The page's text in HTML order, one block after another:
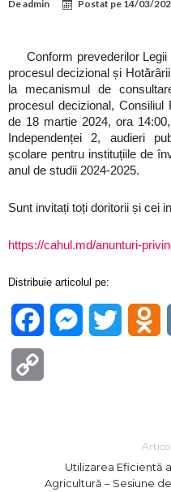
Deadmin Postat pe 14/03/
Conform prevederilor Legii
procesul decizional și
la mecanismul de
procesul decizional,
de 18 martie 2024, ora
Independenței 2, audieri
școlare pentru instituțiile de
anul de studii 2024-2025.
Sunt invitați toți doritorii și cei
https://cahul.md/anunturi-
Distribuie articolul pe:
FacebookMessenger
Twitter
Utilizarea Eficientă
Agricultură – Sesiune